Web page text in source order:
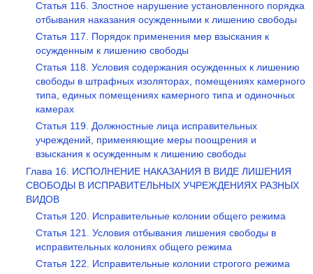
Статья 116. Злостное нарушение установленного порядка
отбывания наказания осужденными к лишению свободы
Статья 117. Порядок применения мер взыскания к
осужденным к лишению свободы
Статья 118. Условия содержания осужденных к лишению
свободы в штрафных изоляторах, помещениях камерного
типа, единых помещениях камерного типа и одиночных
камерах
Статья 119. Должностные лица исправительных
учреждений, применяющие меры поощрения и
взыскания к осужденным к лишению свободы
Глава 16. ИСПОЛНЕНИЕ НАКАЗАНИЯ В ВИДЕ ЛИШЕНИЯ
СВОБОДЫ В ИСПРАВИТЕЛЬНЫХ УЧРЕЖДЕНИЯХ РАЗНЫХ
ВИДОВ
Статья 120. Исправительные колонии общего режима
Статья 121. Условия отбывания лишения свободы в
исправительных колониях общего режима
Статья 122. Исправительные колонии строгого режима